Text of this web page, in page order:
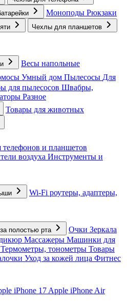
Моноподы Рюкзаки
Чехлы для планшетов
Весы напольные
Умный дом Пылесосы Для
для пылесосов Швабры,
Разное
Товары для животных
телефонов и планшетов
воздуха Инструменты и
Wi-Fi роутеры, адаптеры,
полостью рта Очки Зеркала
Массажеры Машинки для
Термометры, тонометры Товары
Уход за кожей лица Фитнес
iPhone 17 Apple iPhone Air